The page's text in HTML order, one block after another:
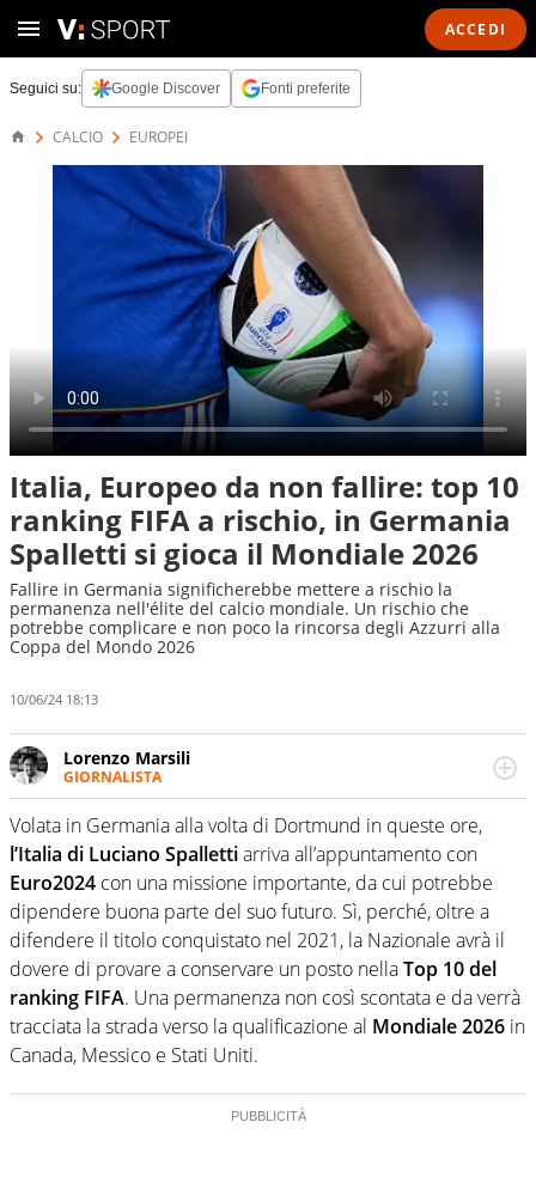
ACCEDI
Seguici su: Google Discover Fonti preferite
CALCIO EUROPEI
Italia, Europeo da non fallire: top 10
ranking FIFA a rischio, in Germania
Spalletti si gioca il Mondiale 2026
Fallire in Germania significherebbe mettere a rischio la
permanenza nell'élite del calcio mondiale. Un rischio che
potrebbe complicare e non poco la rincorsa degli Azzurri alla
Coppa del Mondo 2026
10/06/24 18:13
Lorenzo Marsili
GIORNALISTA
Giornalista pubblicista, redattore, divulgatore. E' una
delle anime video del sito: racconta in immagini un
evento e lo fa come pochi altri
Volata in Germania alla volta di Dortmund in queste ore,
l’Italia di Luciano Spallettiarriva all’appuntamento con
Euro2024 con una missione importante, da cui potrebbe
dipendere buona parte del suo futuro. Sì, perché, oltre a
difendere il titolo conquistato nel 2021, la Nazionale avrà il
dovere di provare a conservare un posto nellaTop 10 del
ranking FIFA. Una permanenza non così scontata e da verrà
tracciata la strada verso la qualificazione al Mondiale 2026 in
Canada, Messico e Stati Uniti.